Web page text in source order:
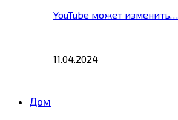
YouTube может изменить…
11.04.2024
Дом